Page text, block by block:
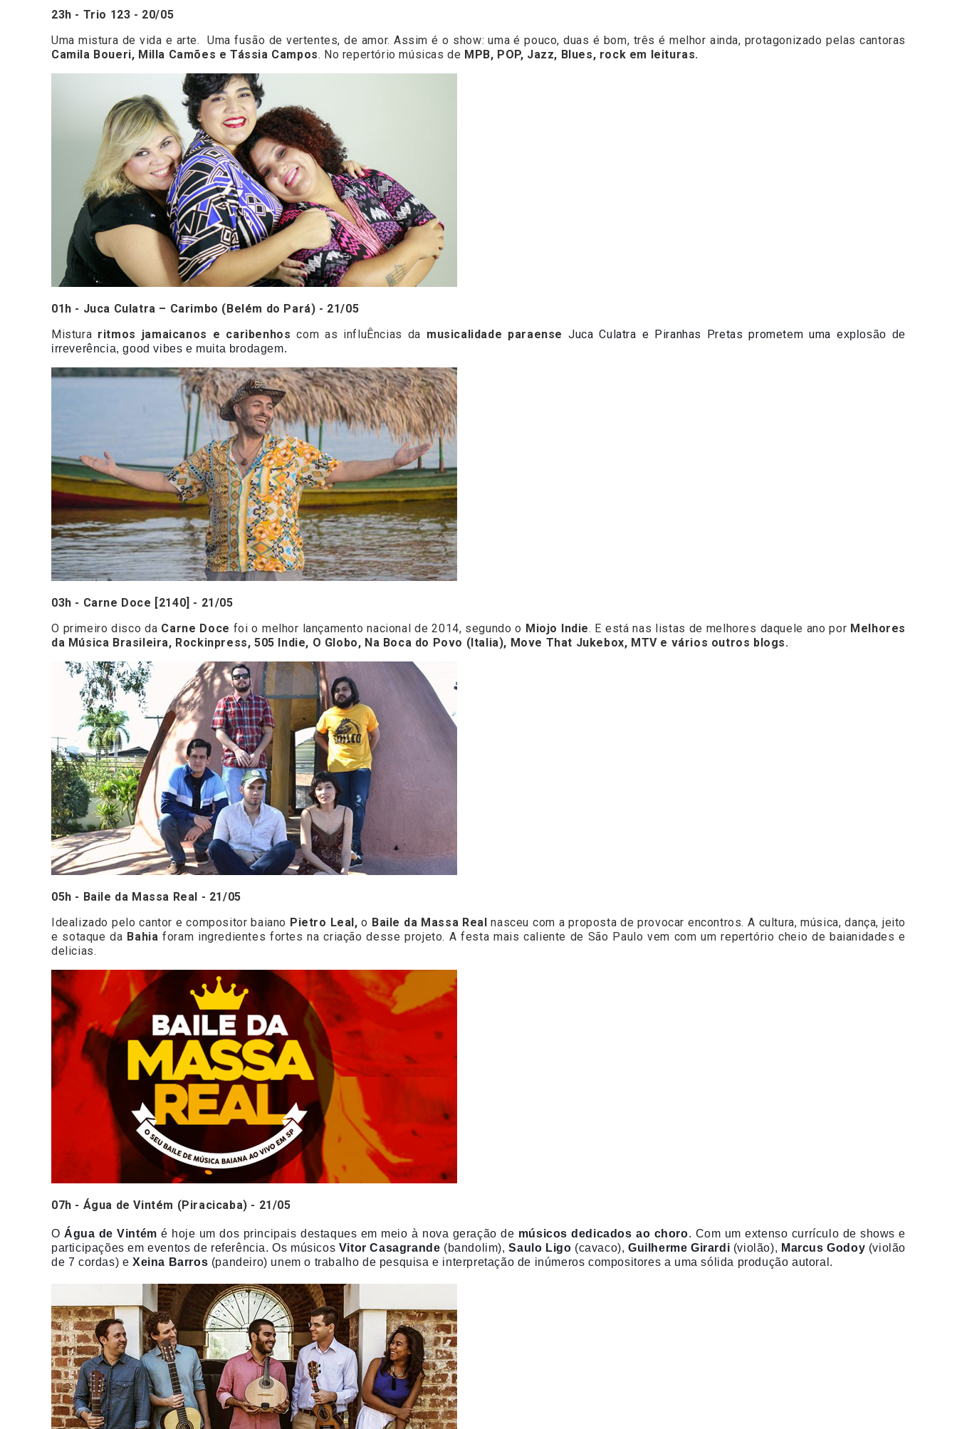
23h - Trio 123 - 20/05
Uma mistura de vida e arte. Uma fusão de vertentes, de amor. Assim é o show: uma é pouco, duas é bom, três é melhor ainda, protagonizado pelas cantoras
Camila Boueri, Milla Camões e Tássia Campos. No repertório músicas de MPB, POP, Jazz, Blues, rock em leituras.
01h - Juca Culatra – Carimbo (Belém do Pará) - 21/05
Mistura ritmos jamaicanos e caribenhos com as influÊncias da musicalidade paraense Juca Culatra e Piranhas Pretas prometem uma explosão de
irreverência, good vibes e muita brodagem.
03h - Carne Doce [2140] - 21/05
O primeiro disco da Carne Doce foi o melhor lançamento nacional de 2014, segundo o Miojo Indie. E está nas listas de melhores daquele ano por Melhores
da Música Brasileira, Rockinpress, 505 Indie, O Globo, Na Boca do Povo (Italia), Move That Jukebox, MTV e vários outros blogs.
05h - Baile da Massa Real - 21/05
Idealizado pelo cantor e compositor baiano Pietro Leal, o Baile da Massa Real nasceu com a proposta de provocar encontros. A cultura, música, dança, jeito
e sotaque da Bahia foram ingredientes fortes na criação desse projeto. A festa mais caliente de São Paulo vem com um repertório cheio de baianidades e
delicias.
07h - Água de Vintém (Piracicaba) - 21/05
O Água de Vintém é hoje um dos principais destaques em meio à nova geração de músicos dedicados ao choro. Com um extenso currículo de shows e
participações em eventos de referência.Os músicos Vitor Casagrande (bandolim),Saulo Ligo (cavaco), Guilherme Girardi (violão), Marcus Godoy (violão
de 7 cordas) e Xeina Barros (pandeiro) unem o trabalho de pesquisa e interpretação de inúmeros compositores a uma sólida produção autoral.